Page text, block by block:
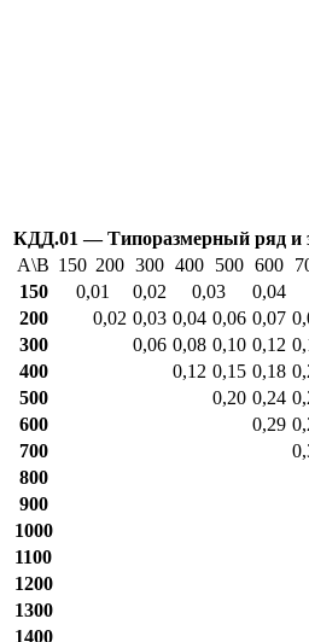
КДД.01 — Типоразмерный ряд и
A\B 150 200 300 400 500 600
150
0,01 0,02 0,03 0,04
200
0,02 0,03 0,04 0,06 0,07
300
0,06 0,08 0,10 0,12
400
0,12 0,15 0,18
500
0,20 0,24
600
0,29
700
800
900
1000
1100
1200
1300
1400